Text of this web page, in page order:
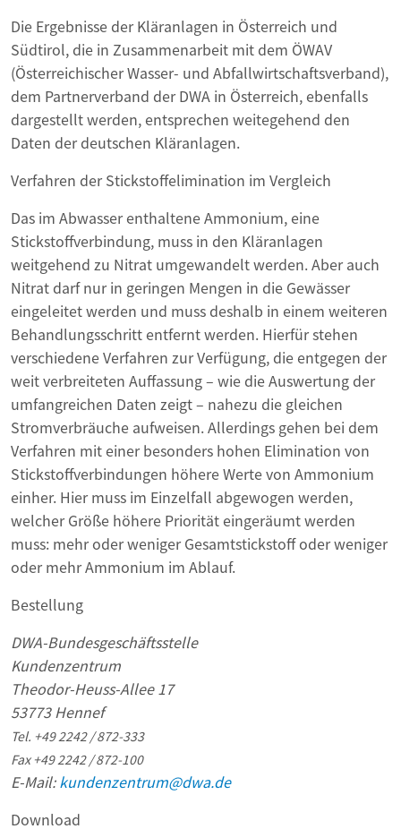
Die Ergebnisse der Kläranlagen in Österreich und
Südtirol, die in Zusammenarbeit mit dem ÖWAV
(Österreichischer Wasser- und Abfallwirtschaftsverband),
dem Partnerverband der DWA in Österreich, ebenfalls
dargestellt werden, entsprechen weitegehend den
Daten der deutschen Kläranlagen.
Verfahren der Stickstoffelimination im Vergleich
Das im Abwasser enthaltene Ammonium, eine
Stickstoffverbindung, muss in den Kläranlagen
weitgehend zu Nitrat umgewandelt werden. Aber auch
Nitrat darf nur in geringen Mengen in die Gewässer
eingeleitet werden und muss deshalb in einem weiteren
Behandlungsschritt entfernt werden. Hierfür stehen
verschiedene Verfahren zur Verfügung, die entgegen der
weit verbreiteten Auffassung – wie die Auswertung der
umfangreichen Daten zeigt – nahezu die gleichen
Stromverbräuche aufweisen. Allerdings gehen bei dem
Verfahren mit einer besonders hohen Elimination von
Stickstoffverbindungen höhere Werte von Ammonium
einher. Hier muss im Einzelfall abgewogen werden,
welcher Größe höhere Priorität eingeräumt werden
muss: mehr oder weniger Gesamtstickstoff oder weniger
oder mehr Ammonium im Ablauf.
Bestellung
DWA-Bundesgeschäftsstelle
Kundenzentrum
Theodor-Heuss-Allee 17
53773 Hennef
Tel. +49 2242 / 872-333
Fax +49 2242 / 872-100
E-Mail:kundenzentrum@dwa.de
Download